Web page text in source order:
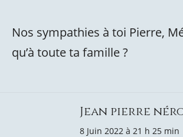
Nos sympathies à toi Pierre,
qu’à toute ta famille ?
Jean pierre
8 Juin 2022 à 21 h 25 min